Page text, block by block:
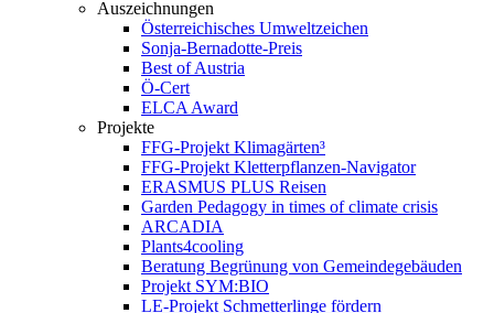
Auszeichnungen
Österreichisches Umweltzeichen
Sonja-Bernadotte-Preis
Best of Austria
Ö-Cert
ELCA Award
Projekte
FFG-Projekt Klimagärten³
FFG-Projekt Kletterpflanzen-Navigator
ERASMUS PLUS Reisen
Garden Pedagogy in times of climate crisis
ARCADIA
Plants4cooling
Beratung Begrünung von Gemeindegebäuden
Projekt SYM:BIO
LE-Projekt Schmetterlinge fördern